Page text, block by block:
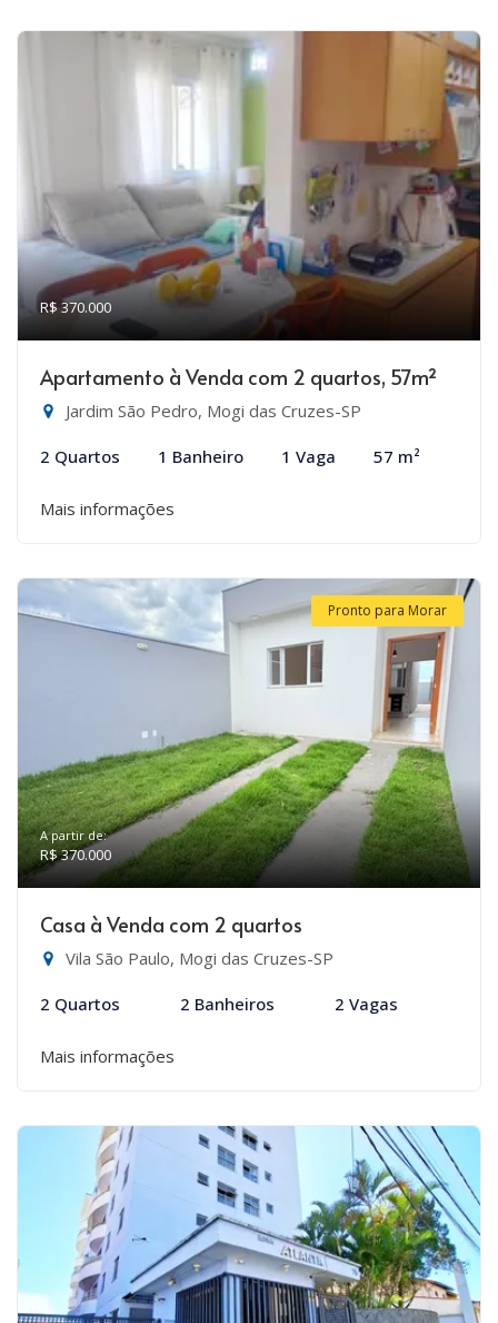
R$ 370.000
Apartamento à Venda com 2 quartos, 57m²
Jardim São Pedro, Mogi das Cruzes-SP
2 Quartos 1 Banheiro 1 Vaga 57 m²
Mais informações
Pronto para Morar
A partir de:
R$ 370.000
Casa à Venda com 2 quartos
Vila São Paulo, Mogi das Cruzes-SP
2 Quartos 2 Banheiros 2 Vagas
Mais informações